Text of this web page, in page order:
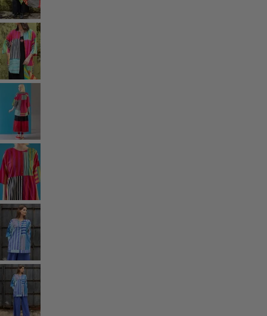
À rayures
Des carreaux à foison
À pois
Vêtements bio
Un design suédois
Robes en jersey
Vêtements bohèmes
Des vêtements pour les soirées fraîches
Vêtements à motif
Coton
Coton biologique
Maillots de bain et vêtements de plage
Vêtements de fête